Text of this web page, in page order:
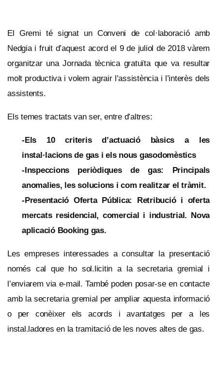
El Gremi té signat un Conveni de col·laboració amb
Nedgia i fruit d’aquest acord el 9 de juliol de 2018 vàrem
organitzar una Jornada tècnica gratuïta que va resultar
molt productiva i volem agrair l’assistència i l’interès dels
assistents.
Els temes tractats van ser, entre d’altres:
-Els 10 criteris d’actuació bàsics a les
instal·lacions de gas i els nous gasodomèstics
-Inspeccions periòdiques de gas: Principals
anomalies, les solucions i com realitzar el tràmit.
-Presentació Oferta Pública: Retribució i oferta
mercats residencial, comercial i industrial. Nova
aplicació Booking gas.
Les empreses interessades a consultar la presentació
només cal que ho sol.licitin a la secretaria gremial i
l’enviarem via e-mail. També poden posar-se en contacte
amb la secretaria gremial per ampliar aquesta informació
o per conèixer els acords i avantatges per a les
instal.ladores en la tramitació de les noves altes de gas.